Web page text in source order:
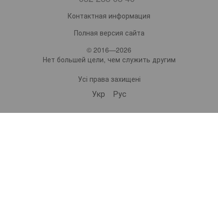
Контактная информация
Полная версия сайта
© 2016—2026
Нет большей цели, чем служить другим
Усі права захищені
Укр Рус